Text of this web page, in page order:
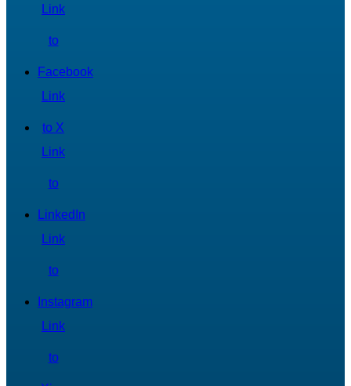
Link
to
Facebook
Link
to X
Link
to
LinkedIn
Link
to
Instagram
Link
to